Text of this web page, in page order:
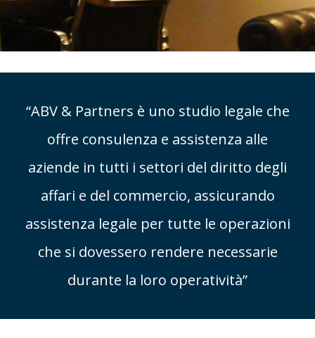
“ABV & Partners è uno studio legale che
offre consulenza e assistenza alle
aziende in tutti i settori del diritto degli
affari e del commercio, assicurando
assistenza legale per tutte le operazioni
che si dovessero rendere necessarie
durante la loro operatività”